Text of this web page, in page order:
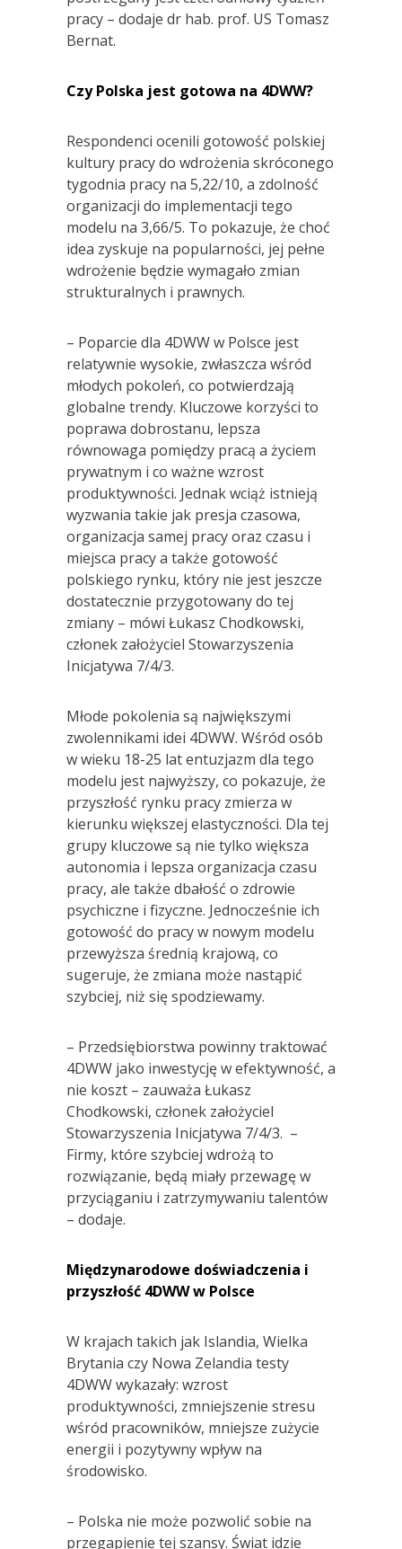
pracy – dodaje dr hab. prof. US Tomasz
Bernat.
Czy Polska jest gotowa na 4DWW?
Respondenci ocenili gotowość polskiej
kultury pracy do wdrożenia skróconego
tygodnia pracy na 5,22/10, a zdolność
organizacji do implementacji tego
modelu na 3,66/5. To pokazuje, że choć
idea zyskuje na popularności, jej pełne
wdrożenie będzie wymagało zmian
strukturalnych i prawnych.
– Poparcie dla 4DWW w Polsce jest
relatywnie wysokie, zwłaszcza wśród
młodych pokoleń, co potwierdzają
globalne trendy. Kluczowe korzyści to
poprawa dobrostanu, lepsza
równowaga pomiędzy pracą a życiem
prywatnym i co ważne wzrost
produktywności. Jednak wciąż istnieją
wyzwania takie jak presja czasowa,
organizacja samej pracy oraz czasu i
miejsca pracy a także gotowość
polskiego rynku, który nie jest jeszcze
dostatecznie przygotowany do tej
zmiany – mówi Łukasz Chodkowski,
członek założyciel Stowarzyszenia
Inicjatywa 7/4/3.
Młode pokolenia są największymi
zwolennikami idei 4DWW. Wśród osób
w wieku 18-25 lat entuzjazm dla tego
modelu jest najwyższy, co pokazuje, że
przyszłość rynku pracy zmierza w
kierunku większej elastyczności. Dla tej
grupy kluczowe są nie tylko większa
autonomia i lepsza organizacja czasu
pracy, ale także dbałość o zdrowie
psychiczne i fizyczne. Jednocześnie ich
gotowość do pracy w nowym modelu
przewyższa średnią krajową, co
sugeruje, że zmiana może nastąpić
szybciej, niż się spodziewamy.
– Przedsiębiorstwa powinny traktować
4DWW jako inwestycję w efektywność, a
nie koszt – zauważa Łukasz
Chodkowski, członek założyciel
Stowarzyszenia Inicjatywa 7/4/3. –
Firmy, które szybciej wdrożą to
rozwiązanie, będą miały przewagę w
przyciąganiu i zatrzymywaniu talentów
– dodaje.
Międzynarodowe doświadczenia i
przyszłość 4DWW w Polsce
W krajach takich jak Islandia, Wielka
Brytania czy Nowa Zelandia testy
4DWW wykazały: wzrost
produktywności, zmniejszenie stresu
wśród pracowników, mniejsze zużycie
energii i pozytywny wpływ na
środowisko.
– Polska nie może pozwolić sobie na
przegapienie tej szansy. Świat idzie